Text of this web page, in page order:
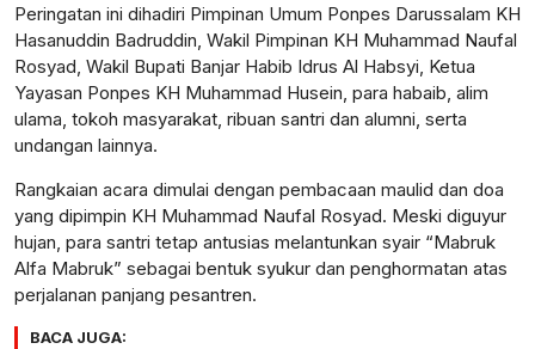
Peringatan ini dihadiri Pimpinan Umum Ponpes Darussalam KH
Hasanuddin Badruddin, Wakil Pimpinan KH Muhammad Naufal
Rosyad, Wakil Bupati Banjar Habib Idrus Al Habsyi, Ketua
Yayasan Ponpes KH Muhammad Husein, para habaib, alim
ulama, tokoh masyarakat, ribuan santri dan alumni, serta
undangan lainnya.
Rangkaian acara dimulai dengan pembacaan maulid dan doa
yang dipimpin KH Muhammad Naufal Rosyad. Meski diguyur
hujan, para santri tetap antusias melantunkan syair “Mabruk
Alfa Mabruk” sebagai bentuk syukur dan penghormatan atas
perjalanan panjang pesantren.
BACA JUGA: